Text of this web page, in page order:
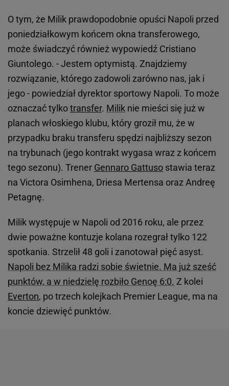
O tym, że Milik prawdopodobnie opuści Napoli przed
poniedziałkowym końcem okna transferowego,
może świadczyć również wypowiedź Cristiano
Giuntolego. - Jestem optymistą. Znajdziemy
rozwiązanie, którego zadowoli zarówno nas, jak i
jego - powiedział dyrektor sportowy Napoli. To może
oznaczać tylkotransfer. Milik nie mieści się już w
planach włoskiego klubu, który groził mu, że w
przypadku braku transferu spędzi najbliższy sezon
na trybunach (jego kontrakt wygasa wraz z końcem
tego sezonu). Trener Gennaro Gattuso stawia teraz
na Victora Osimhena, Driesa Mertensa oraz Andreę
Petagnę.
Milik występuje w Napoli od 2016 roku, ale przez
dwie poważne kontuzje kolana rozegrał tylko 122
spotkania. Strzelił 48 goli i zanotował pięć asyst.
Napoli bez Milika radzi sobie świetnie. Ma już sześć
punktów, a w niedzielę rozbiło Genoę 6:0. Z kolei
Everton, po trzech kolejkach Premier League, ma na
koncie dziewięć punktów.